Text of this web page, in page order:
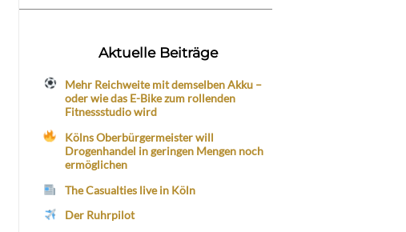
Aktuelle Beiträge
Mehr Reichweite mit demselben Akku –
oder wie das E-Bike zum rollenden
Fitnessstudio wird
Kölns Oberbürgermeister will
Drogenhandel in geringen Mengen noch
ermöglichen
The Casualties live in Köln
Der Ruhrpilot